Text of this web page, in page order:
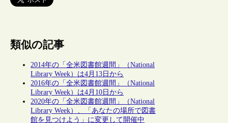
類似の記事
2014年の「全米図書館週間」（National
Library Week）は4月13日から
2016年の「全米図書館週間」（National
Library Week）は4月10日から
2020年の「全米図書館週間」（National
Library Week）、「あなたの場所で図書
館を見つけよう」に変更して開催中